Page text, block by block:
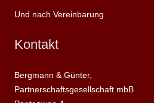
Und nach Vereinbarung
Kontakt
Bergmann & Günter,
Partnerschaftsgesellschaft mbB